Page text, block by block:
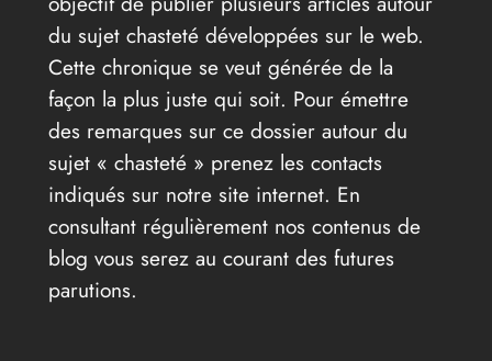
du sujet chasteté développées sur le web.
Cette chronique se veut générée de la
façon la plus juste qui soit. Pour émettre
des remarques sur ce dossier autour du
sujet « chasteté » prenez les contacts
indiqués sur notre site internet. En
consultant régulièrement nos contenus de
blog vous serez au courant des futures
parutions.